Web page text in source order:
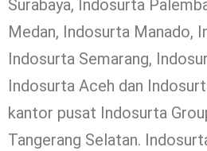
Surabaya, Indosurta
Medan, Indosurta Manado,
Indosurta Semarang,
Indosurta Aceh dan
kantor pusat Indosurta
Tangerang Selatan.